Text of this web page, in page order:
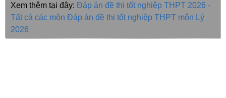
Xem thêm tại đây: Đáp án đề thi tốt nghiệp THPT 2026 -
Tất cả các môn Đáp án đề thi tốt nghiệp THPT môn Lý
2026